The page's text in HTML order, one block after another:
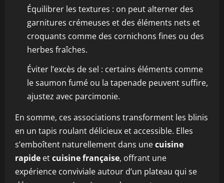
Équilibrer les textures : on peut alterner des
garnitures crémeuses et des éléments nets et
croquants comme des cornichons fines ou des
herbes fraîches.
Éviter l’excès de sel : certains éléments comme
le saumon fumé ou la tapenade peuvent suffire,
ajustez avec parcimonie.
En somme, ces associations transforment les blinis
en un tapis roulant délicieux et accessible. Elles
s’emboîtent naturellement dans unecuisine
rapide etcuisine française, offrant une
expérience conviviale autour d’un plateau qui se